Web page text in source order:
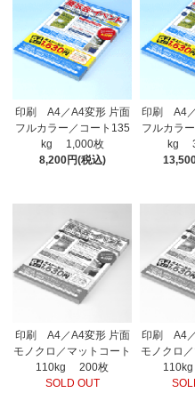
印刷 A4／A4変形 片面
フルカラー／コート135
kg 1,000枚
8,200円(税込)
印刷 A4
フルカラ
kg
印刷 A4／A4変形 片面
モノクロ／マットコート
110kg 200枚
SOLD OUT
印刷 A4
モノクロ